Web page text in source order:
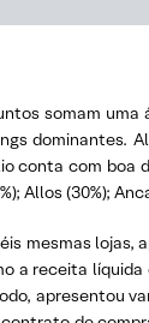
somam uma
dominantes.
conta com boa
Allos (30%);
mesmas
receita
apresentou